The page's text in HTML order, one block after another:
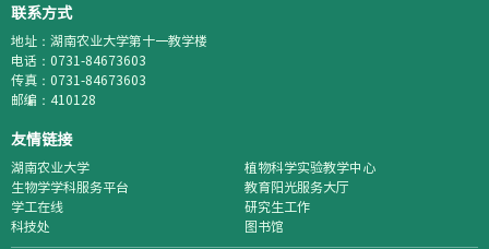
联系方式
地址：湖南农业大学第十一教学楼
电话：0731-84673603
传真：0731-84673603
邮编：410128
友情链接
湖南农业大学
植物科学实验教学中心
生物学学科服务平台
教育阳光服务大厅
学工在线
研究生工作
科技处
图书馆